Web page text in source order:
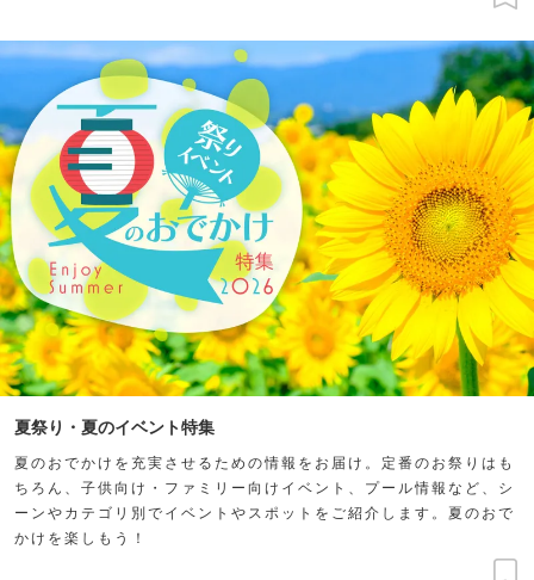
夏祭り・夏のイベント特集
夏のおでかけを充実させるための情報をお届け。定番のお祭りはも
ちろん、子供向け・ファミリー向けイベント、プール情報など、シ
ーンやカテゴリ別でイベントやスポットをご紹介します。夏のおで
かけを楽しもう！